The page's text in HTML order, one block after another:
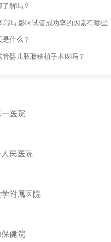
解吗？
吗 影响试管成功率的因素有哪些
什么？
婴儿胚胎移植手术疼吗？
医院
民医院
附属医院
健院